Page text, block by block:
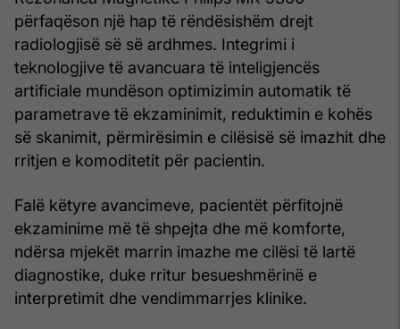
përfaqëson një hap të rëndësishëm drejt
radiologjisë së së ardhmes. Integrimi i
teknologjive të avancuara të inteligjencës
artificiale mundëson optimizimin automatik të
parametrave të ekzaminimit, reduktimin e kohës
së skanimit, përmirësimin e cilësisë së imazhit dhe
rritjen e komoditetit për pacientin.
Falë këtyre avancimeve, pacientët përfitojnë
ekzaminime më të shpejta dhe më komforte,
ndërsa mjekët marrin imazhe me cilësi të lartë
diagnostike, duke rritur besueshmërinë e
interpretimit dhe vendimmarrjes klinike.